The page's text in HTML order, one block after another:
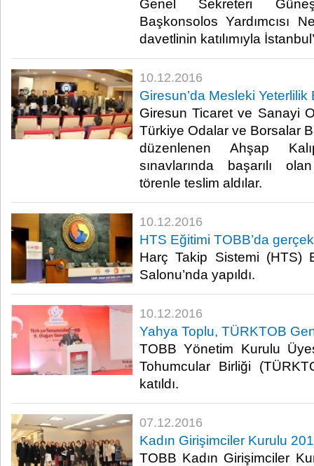
Genel Sekreteri
Başkonsolos Yardımcısı
davetlinin katılımıyla
10.12.2016
Giresun’da Mesleki
Giresun Ticaret ve Sanayi
Türkiye Odalar ve Borsalar
düzenlenen Ahşap
sınavlarında başarılı
törenle teslim aldılar. ​
10.12.2016
HTS Eğitimi TOBB’da
Harç Takip Sistemi (HTS)
Salonu’nda yapıldı. ​
10.12.2016
Yahya Toplu, TÜRKTOB
TOBB Yönetim Kurulu
Tohumcular Birliği
katıldı.​
07.12.2016
Kadın Girişimciler Kurulu
TOBB Kadın Girişimciler